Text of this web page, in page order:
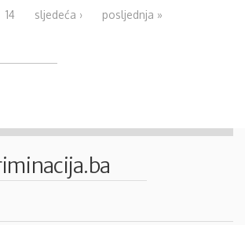
14 sljedeća › posljednja »